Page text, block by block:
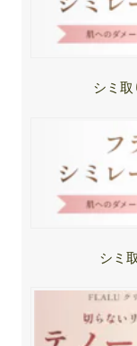
シミ取
シミ